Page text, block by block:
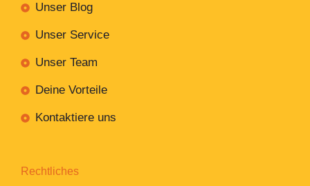
Unser Blog
Unser Service
Unser Team
Deine Vorteile
Kontaktiere uns
Rechtliches